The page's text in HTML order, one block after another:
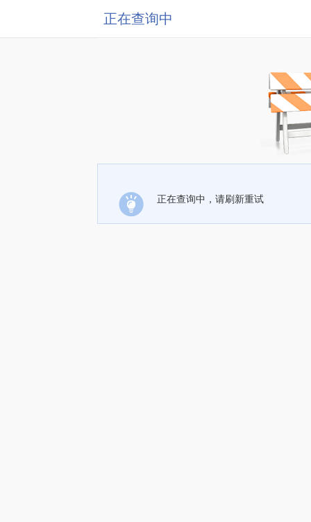
正在查询中
正在查询中，请刷新重试